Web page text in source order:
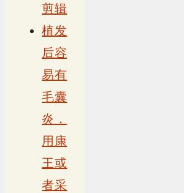
剪辑
植发
后容
易有
毛囊
炎，
用康
王或
者采